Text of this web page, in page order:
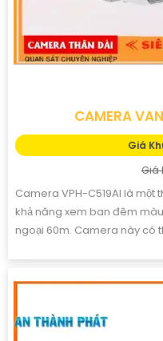
CAMERA
Giá
Giá
Camera VPH-C519AI là
khả năng xem ban đêm
ngoại 60m. Camera này có